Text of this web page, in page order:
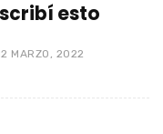
esto
MARZO, 2022